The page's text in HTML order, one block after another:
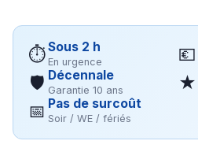
⏱Sous 2 h
En urgence 💶
🛡 Décennale
Garantie 10 ans ★
📅 Pas de surcoût
Soir / WE / fériés